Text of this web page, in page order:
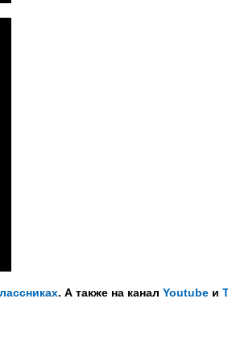
. А также на канал Youtube и